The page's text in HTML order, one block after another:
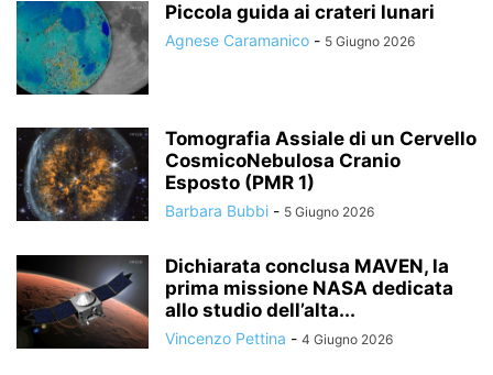
Piccola guida ai crateri lunari
Agnese Caramanico - 5 Giugno 2026
Tomografia Assiale di un Cervello
CosmicoNebulosa Cranio
Esposto (PMR 1)
Barbara Bubbi - 5 Giugno 2026
Dichiarata conclusa MAVEN, la
prima missione NASA dedicata
allo studio dell’alta...
Vincenzo Pettina - 4 Giugno 2026